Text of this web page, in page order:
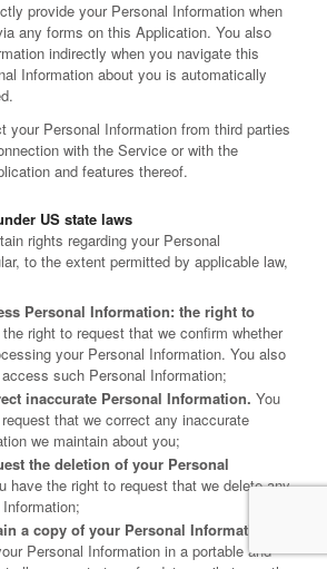
provide your Personal Information when
any forms on this Application. You also
indirectly when you navigate this
Information about you is automatically
your Personal Information from third parties
with the Service or with the
and features thereof.
US state laws
rights regarding your Personal
to the extent permitted by applicable law,
Personal Information: the right to
right to request that we confirm whether
your Personal Information. You also
such Personal Information;
inaccurate Personal Information. You
that we correct any inaccurate
we maintain about you;
the deletion of your Personal
have the right to request that we delete any
a copy of your Personal Information.
Personal Information in a portable and